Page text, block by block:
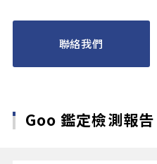
聯絡我們
Goo 鑑定檢測報告